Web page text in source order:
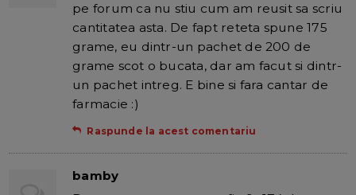
pe forum ca nu stiu cum am reusit sa scriu
cantitatea asta. De fapt reteta spune 175
grame, eu dintr-un pachet de 200 de
grame scot o bucata, dar am facut si dintr-
un pachet intreg. E bine si fara cantar de
farmacie :)
Raspunde la acest comentariu
bamby